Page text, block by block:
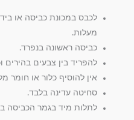
מעלות.
כביסה ראשונה בנפרד.
להפריד בין צבעים בהירים
אין להוסיף כלור או חומר
סחיטה עדינה בלבד.
לתלות מיד בגמר הכביסה